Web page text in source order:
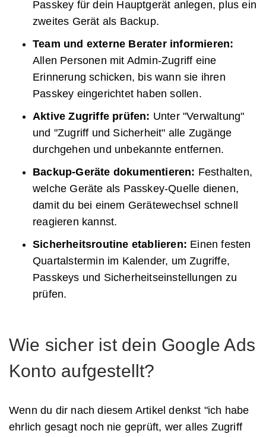
Passkey für dein Hauptgerät anlegen, plus ein
zweites Gerät als Backup.
Team und externe Berater informieren:
Allen Personen mit Admin-Zugriff eine
Erinnerung schicken, bis wann sie ihren
Passkey eingerichtet haben sollen.
Aktive Zugriffe prüfen: Unter "Verwaltung"
und "Zugriff und Sicherheit" alle Zugänge
durchgehen und unbekannte entfernen.
Backup-Geräte dokumentieren: Festhalten,
welche Geräte als Passkey-Quelle dienen,
damit du bei einem Gerätewechsel schnell
reagieren kannst.
Sicherheitsroutine etablieren: Einen festen
Quartalstermin im Kalender, um Zugriffe,
Passkeys und Sicherheitseinstellungen zu
prüfen.
Wie sicher ist dein Google Ads
Konto aufgestellt?
Wenn du dir nach diesem Artikel denkst "ich habe
ehrlich gesagt noch nie geprüft, wer alles Zugriff